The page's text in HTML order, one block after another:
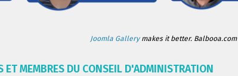
Joomla Gallerymakes it better. Balbooa.com
ET MEMBRES DU CONSEIL D'ADMINISTRATION